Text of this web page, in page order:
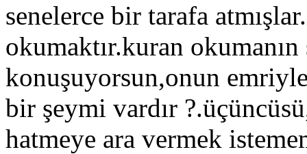
senelerce bir tarafa
okumaktır.kuran
konuşuyorsun,onun
bir şeymi vardır
hatmeye ara vermek